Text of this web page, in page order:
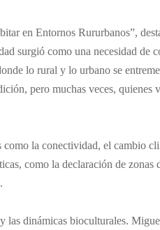
en Entornos Rururbanos”,
surgió como una necesidad de
lo rural y lo urbano se
pero muchas veces, quienes
la conectividad, el cambio
como la declaración de zonas
las dinámicas bioculturales.